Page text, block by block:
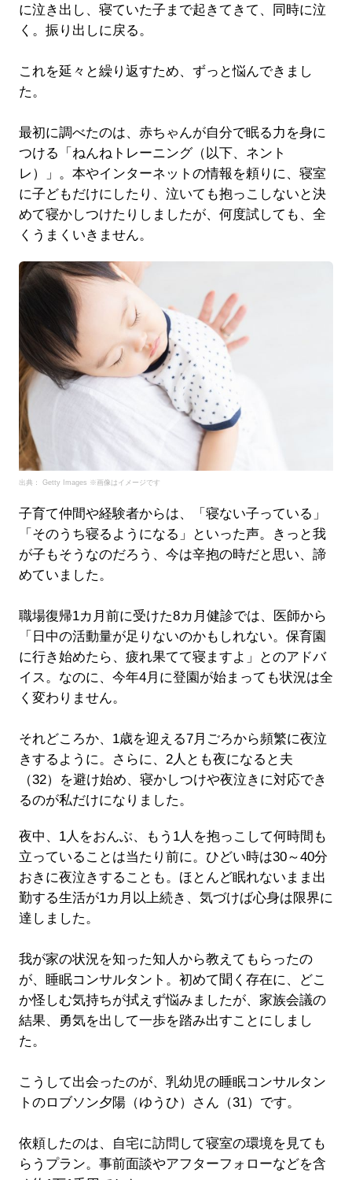
に泣き出し、寝ていた子まで起きてきて、同時に泣
く。振り出しに戻る。
これを延々と繰り返すため、ずっと悩んできまし
た。
最初に調べたのは、赤ちゃんが自分で眠る力を身に
つける「ねんねトレーニング（以下、ネント
レ）」。本やインターネットの情報を頼りに、寝室
に子どもだけにしたり、泣いても抱っこしないと決
めて寝かしつけたりしましたが、何度試しても、全
くうまくいきません。
出典： Getty Images ※画像はイメージです
子育て仲間や経験者からは、「寝ない子っている」
「そのうち寝るようになる」といった声。きっと我
が子もそうなのだろう、今は辛抱の時だと思い、諦
めていました。
職場復帰1カ月前に受けた8カ月健診では、医師から
「日中の活動量が足りないのかもしれない。保育園
に行き始めたら、疲れ果てて寝ますよ」とのアドバ
イス。なのに、今年4月に登園が始まっても状況は全
く変わりません。
それどころか、1歳を迎える7月ごろから頻繁に夜泣
きするように。さらに、2人とも夜になると夫
（32）を避け始め、寝かしつけや夜泣きに対応でき
るのが私だけになりました。
夜中、1人をおんぶ、もう1人を抱っこして何時間も
立っていることは当たり前に。ひどい時は30～40分
おきに夜泣きすることも。ほとんど眠れないまま出
勤する生活が1カ月以上続き、気づけば心身は限界に
達しました。
我が家の状況を知った知人から教えてもらったの
が、睡眠コンサルタント。初めて聞く存在に、どこ
か怪しむ気持ちが拭えず悩みましたが、家族会議の
結果、勇気を出して一歩を踏み出すことにしまし
た。
こうして出会ったのが、乳幼児の睡眠コンサルタン
トのロブソン夕陽（ゆうひ）さん（31）です。
依頼したのは、自宅に訪問して寝室の環境を見ても
らうプラン。事前面談やアフターフォローなどを含